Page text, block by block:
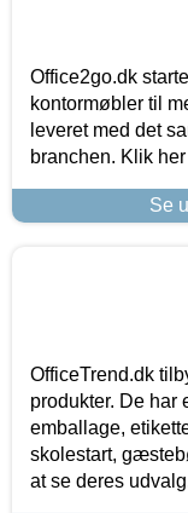
Office2go.dk
kontormøbler til
leveret med det
branchen. Klik
Se
OfficeTrend.dk
produkter. De har
emballage,
skolestart,
at se deres